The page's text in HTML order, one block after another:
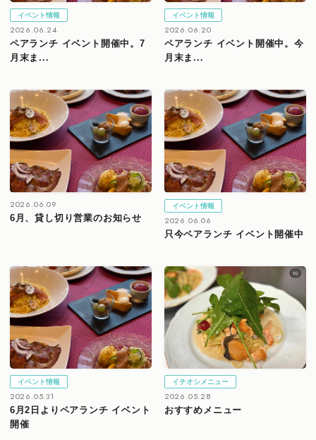
イベント情報
2026.06.24
ペアランチ イベント開催中。7
月末ま...
イベント情報
2026.06.20
ペアランチ イベント開催中。今
月末ま...
2026.06.09
6月、貸し切り営業のお知らせ
イベント情報
2026.06.06
只今ペアランチ イベント開催中
イベント情報
2026.05.31
6月2日よりペアランチ イベント
開催
イチオシメニュー
2026.05.28
おすすめメニュー